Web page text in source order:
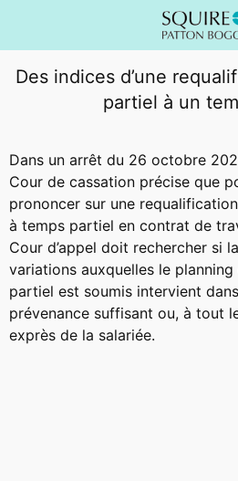
Des indices d’une
partiel à un
Dans un arrêt du 26 octobre
Cour de cassation précise que
prononcer sur une
à temps partiel en contrat de
Cour d’appel doit rechercher si
variations auxquelles le planning
partiel est soumis intervient
prévenance suffisant ou, à tout
exprès de la salariée.